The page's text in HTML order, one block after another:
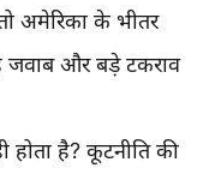
अमेरिका के भीतर
जवाब और बड़े टकराव
है? कूटनीति की